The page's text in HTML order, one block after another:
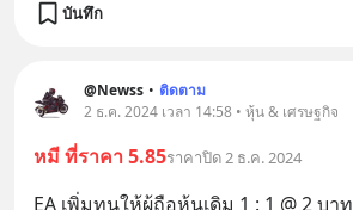
บันทึก
@Newss • ติดตาม
2 ธ.ค. 2024 เวลา 14:58 • หุ้น & เศรษฐกิจ
หมี ที่ราคา 5.85ราคาปิด 2 ธ.ค. 2024
EA เพิ่มทุนให้ผู้ถือหุ้นเดิม 1 : 1 @ 2 บาท